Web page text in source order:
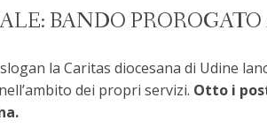
BANDO
la Caritas diocesana di Udine
dei propri servizi. Otto i